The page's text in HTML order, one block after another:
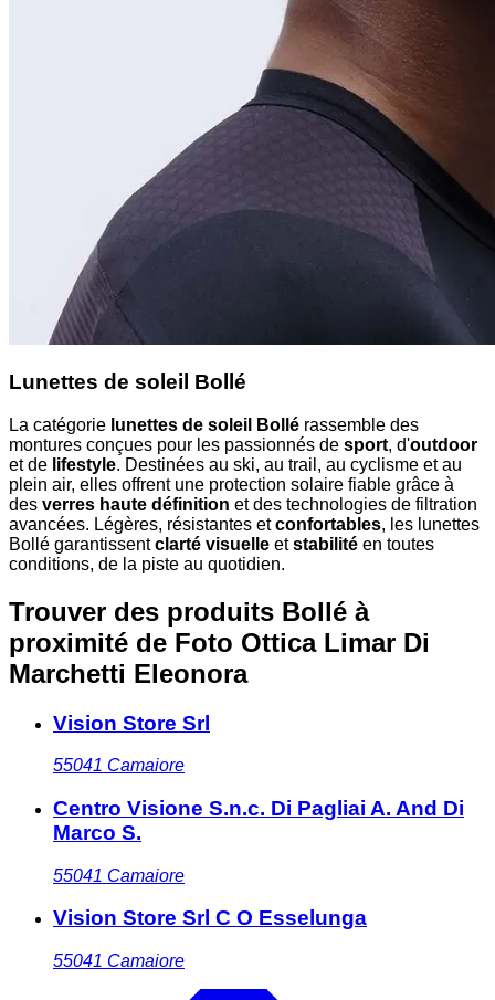
Lunettes de soleil Bollé
La catégorie lunettes de soleil Bollé rassemble des
montures conçues pour les passionnés de sport, d'outdoor
et de lifestyle. Destinées au ski, au trail, au cyclisme et au
plein air, elles offrent une protection solaire fiable grâce à
des verres haute définition et des technologies de filtration
avancées. Légères, résistantes etconfortables, les lunettes
Bollé garantissentclarté visuelle etstabilité en toutes
conditions, de la piste au quotidien.
Trouver des produits Bollé à
proximité de Foto Ottica Limar Di
Marchetti Eleonora
Vision Store Srl
55041 Camaiore
Centro Visione S.n.c. Di Pagliai A. And Di
Marco S.
55041 Camaiore
Vision Store Srl C O Esselunga
55041 Camaiore